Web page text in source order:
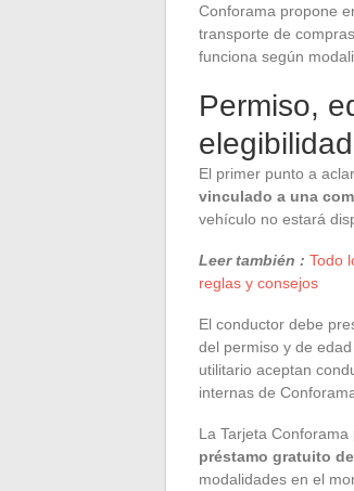
Conforama propone
transporte de
funciona según
Permiso,
El primer punto a
vinculado a una
vehículo no estará
Leer también : Todo
reglas y consejos
El conductor debe
del permiso y de
utilitario aceptan
internas de
La Tarjeta
préstamo gratuito
modalidades en el